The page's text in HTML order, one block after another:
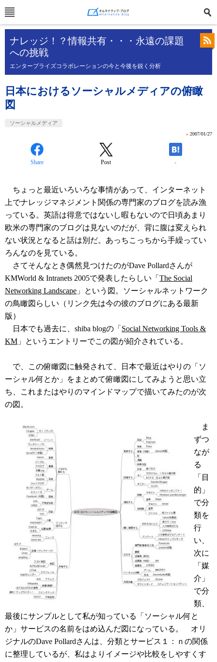
ナレッジ！？情報共有・・・永遠の課題
への挑戦
エンタープライズコラボレーションの今と今後を鋭く分析
日本におけるソーシャルメディアの俯瞰
図
ソーシャルメディア
» 2007/01/27
Share Post -
ちょっと最近いろいろな事情があって、インターネット
上でナレッジマネジメント関係の専門家のブログを読み漁
っている。英語は得意ではないし暇もないので日頃あまり
欧米の専門家のブログは見ないのだが、背に腹は変えられ
ない状況となると話は別だ。あっちこっちから手繰ってい
ろんなのを見ている。
さてそんなとき偶然見つけたのがDave Pollardさんが
KMWorld & Intranets 2005で発表したらしい「 The Social
Networking Landscape 」という図。ソーシャルネットワーク
の鳥瞰図らしい（リンク先は今の彼のブログにある最新
版）
日本でも過去に、shiba blogの「 Social Networking Tools &
KM 」というエントリーでこの図が紹介されている。
で、この俯瞰図に触発されて、日本で最近はやりの「ソ
ーシャル何とか」をまとめて俯瞰図にしてみようと思い立
ち、これまたはやりのマインドマップで描いてみたのが次
の図。
ま
ずつ
なが
る
「目
的」
で分
類を
行
い、
次に
「媒
介」
で分
類、
最後にサンプルとして私が知っている「ソーシャル何と
か」サービスの名前をはめ込んだ図になっている。 オリ
ジナルのDave Pollardさんは、分類とサービス１：ｎの関係
に整理しているが、私はよりイメージや比較をしやすくす